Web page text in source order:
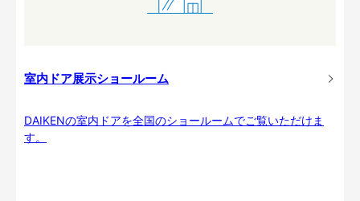
室内ドア展示ショールーム
DAIKENの室内ドアを全国のショールームでご覧いただけま
す。